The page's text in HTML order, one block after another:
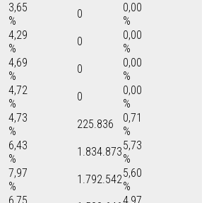
3,65
%
0
0,00
%
4,29
%
0
0,00
%
4,69
%
0
0,00
%
4,72
%
0
0,00
%
4,73
%
225.836
0,71
%
6,43
%
1.834.8735,73
%
7,97
%
1.792.5425,60
%